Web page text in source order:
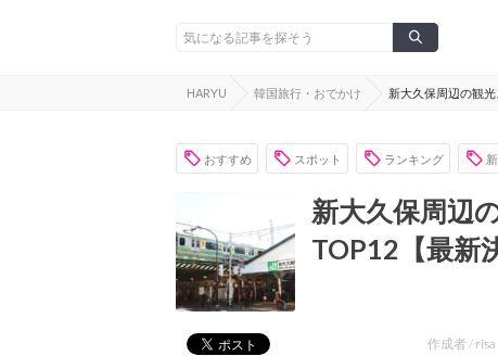
HARYU 韓国旅行・おでかけ 新大久保周辺の観
おすすめ スポット ランキング
新大久保周辺
TOP12【最新
作成者 / risa